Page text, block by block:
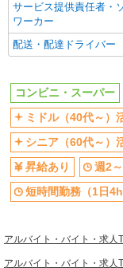
コンビニ・スーパー
同じ特徴から求人を
ボーナス・賞与あり
短時間勤務（1日4h以
交通費支給
サービス提供責任者・
ワーカー
配送・配達ドライバー
コンビニ・スーパー
ミドル（40代～）
シニア（60代～）
昇給あり
週2
短時間勤務（1日
アルバイト・バイト・求人
アルバイト・バイト・求人